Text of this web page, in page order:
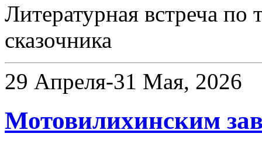
Литературная встреча по
сказочника
29 Апреля-31 Мая, 2026
Мотовилихинским